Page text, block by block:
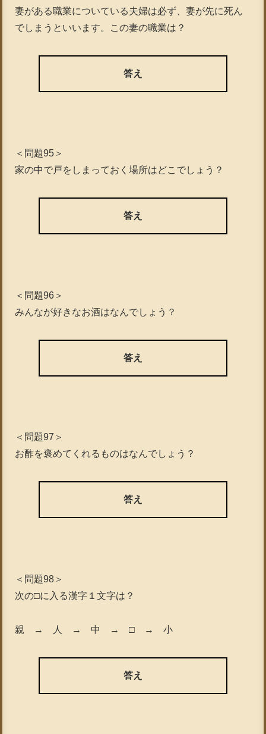
妻がある職業についている夫婦は必ず、妻が先に死ん
でしまうといいます。この妻の職業は？
答え
＜問題95＞
家の中で戸をしまっておく場所はどこでしょう？
答え
＜問題96＞
みんなが好きなお酒はなんでしょう？
答え
＜問題97＞
お酢を褒めてくれるものはなんでしょう？
答え
＜問題98＞
次の□に入る漢字１文字は？
親 → 人 → 中 → □ → 小
答え